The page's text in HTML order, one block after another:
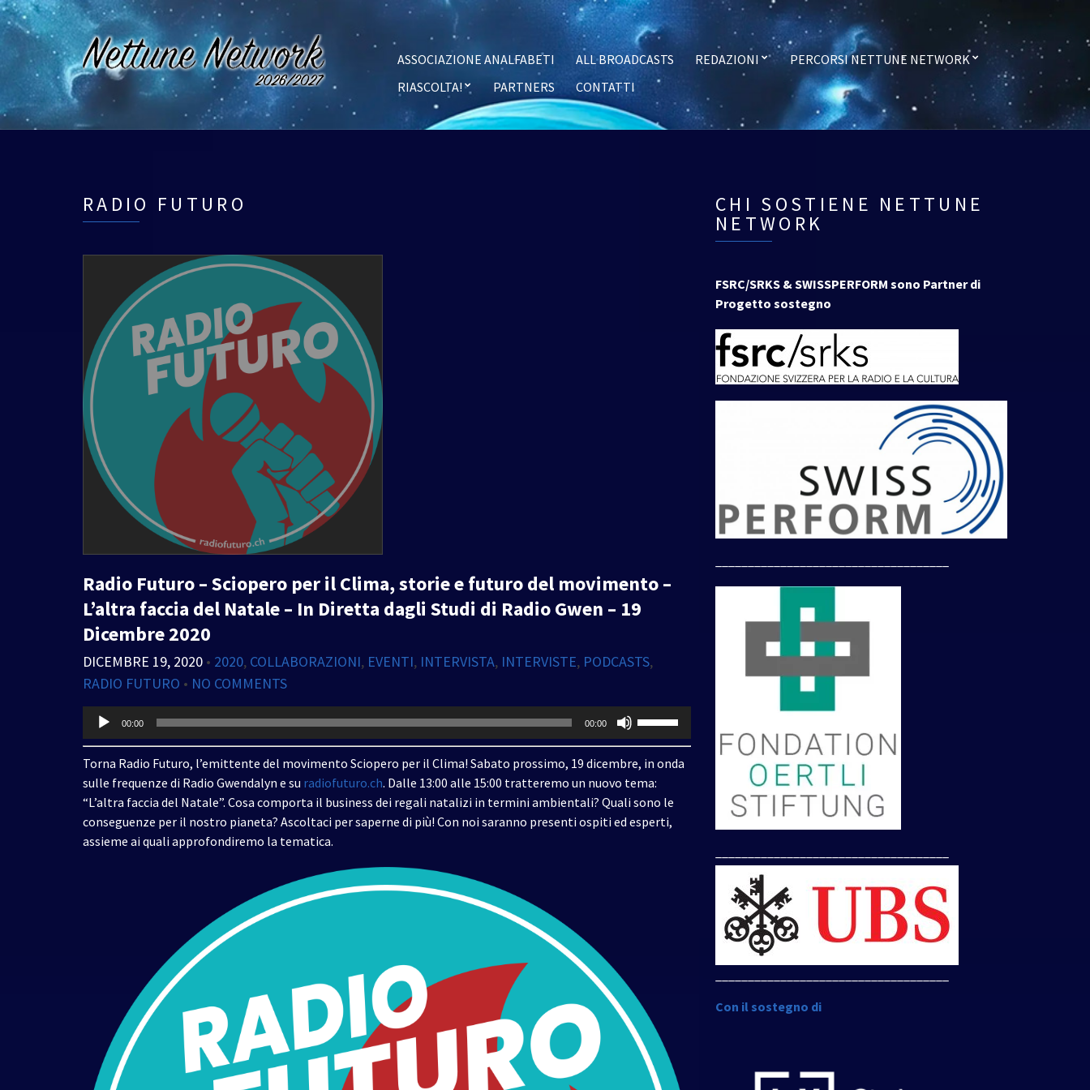
ASSOCIAZIONE ANALFABETI ALL BROADCASTS REDAZIONI
PERCORSI NETTUNE NETWORK
RIASCOLTA!
PARTNERS CONTATTI
RADIO FUTURO
Radio Futuro – Sciopero per il Clima, storie e futuro del movimento –
L’altra faccia del Natale – In Diretta dagli Studi di Radio Gwen – 19
Dicembre 2020
DICEMBRE 19, 2020 • 2020, COLLABORAZIONI, EVENTI, INTERVISTA, INTERVISTE, PODCASTS,
RADIO FUTURO • NO COMMENTS
Audio
Player
00:00 00:00
freccia
aumentare
Torna Radio Futuro, l’emittente del movimento Sciopero per il Clima! Sabato prossimo, 19 dicembre, in onda
sulle frequenze di Radio Gwendalyn e su radiofuturo.ch. Dalle 13:00 alle 15:00 tratteremo un nuovo tema:
“L’altra faccia del Natale”. Cosa comporta il business dei regali natalizi in termini ambientali? Quali sono le
conseguenze per il nostro pianeta? Ascoltaci per saperne di più! Con noi saranno presenti ospiti ed esperti,
assieme ai quali approfondiremo la tematica.
CHI SOSTIENE NETTUNE
NETWORK
FSRC/SRKS & SWISSPERFORM sono Partner di
Progetto sostegno
Con il sostegno di